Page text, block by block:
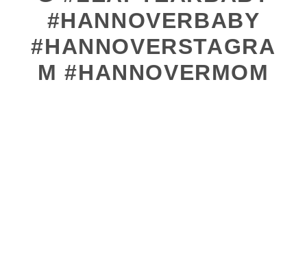
#HANNOVERBABY
#HANNOVERSTAGRA
M #HANNOVERMOM